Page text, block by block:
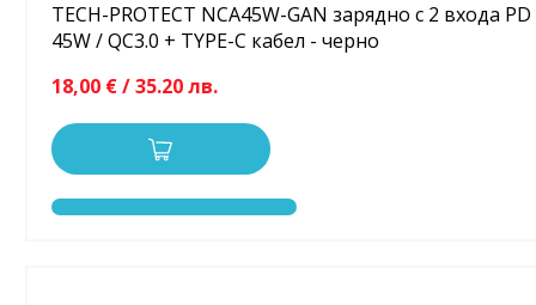
TECH-PROTECT NCA45W-GAN зарядно с 2 входа PD
45W / QC3.0 + TYPE-C кабел - черно
18,00 € / 35.20 лв.